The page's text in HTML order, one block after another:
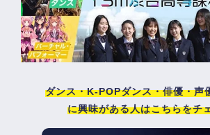
ダンス・K-POPダンス・俳優・声
に興味がある人はこちらをチ